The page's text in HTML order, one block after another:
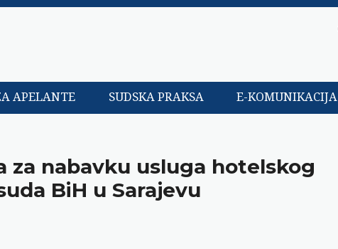
APELANTE SUDSKA PRAKSA E-KOMUNIKACIJA
za nabavku usluga hotelskog
BiH u Sarajevu